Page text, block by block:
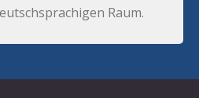
Raum.